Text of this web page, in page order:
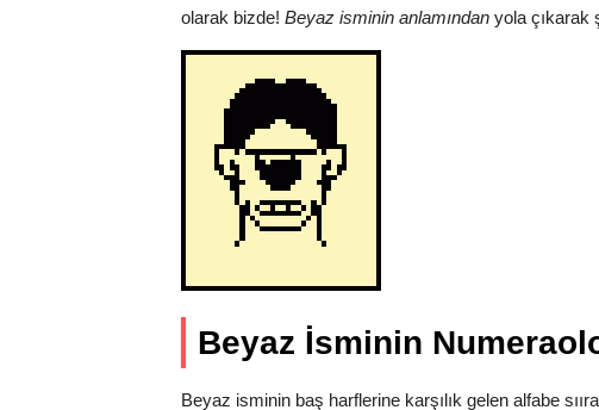
olarak bizde! Beyaz isminin anlamından yola çıkarak
Beyaz İsminin
Beyaz isminin baş harflerine karşılık gelen alfabe